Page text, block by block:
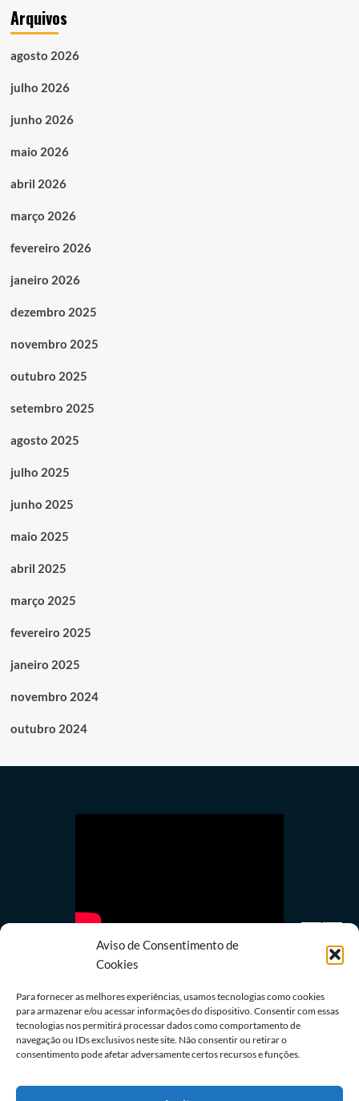
Aviso de Consentimento de
Cookies
Para fornecer as melhores experiências, usamos tecnologias como cookies
para armazenar e/ou acessar informações do dispositivo. Consentir com essas
tecnologias nos permitirá processar dados como comportamento de
navegação ou IDs exclusivos neste site. Não consentir ou retirar o
consentimento pode afetar adversamente certos recursos e funções.
Arquivos
agosto 2026
julho 2026
junho 2026
maio 2026
abril 2026
março 2026
fevereiro 2026
janeiro 2026
dezembro 2025
novembro 2025
outubro 2025
setembro 2025
agosto 2025
julho 2025
junho 2025
maio 2025
abril 2025
março 2025
fevereiro 2025
janeiro 2025
novembro 2024
outubro 2024
Política
Avanço da IA corrói financiamento do jornalismo
profissional no Brasil
Redação 09/08/2026